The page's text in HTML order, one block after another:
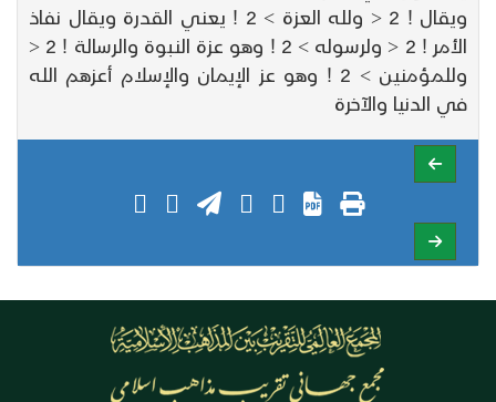
ويقال ! 2 < ولله العزة > 2 ! يعني القدرة ويقال نفاذ
الأمر ! 2 < ولرسوله > 2 ! وهو عزة النبوة والرسالة ! 2 <
وللمؤمنين > 2 ! وهو عز الإيمان والإسلام أعزهم الله
في الدنيا والآخرة